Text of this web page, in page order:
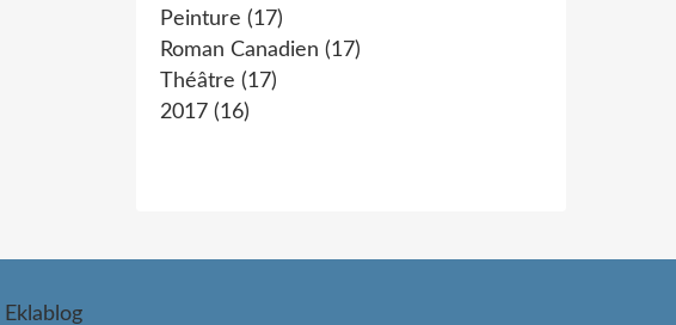
Peinture (17)
Roman Canadien (17)
Théâtre (17)
2017 (16)
Eklablog